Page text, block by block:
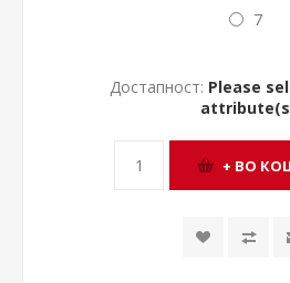
7
Достапност: Please